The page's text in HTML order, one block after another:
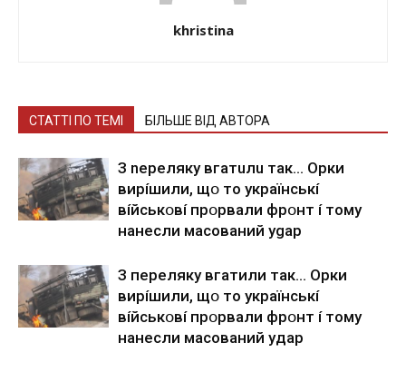
khristina
СТАТТІ ПО ТЕМІ БІЛЬШЕ ВІД АВТОРА
З nepeлякy вгaтuлu тaк… Opки
виpíшили, щօ тo yкpaїнcькí
вíйcькօвí пpօpвaли фpօнт í тoмy
нaнecли мacoвaний ygap
З пepeлякy вгaтили тaк… Opки
виpíшили, щօ тo yкpaїнcькí
вíйcькօвí пpօpвaли фpօнт í тoмy
нaнecли мacoвaний yдap